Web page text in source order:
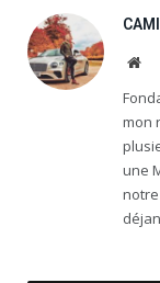
mon
une